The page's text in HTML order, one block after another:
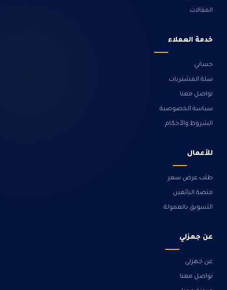
المقالات
خدمة العملاء
حسابي
سلة المشتريات
تواصل معنا
سياسة الخصوصية
الشروط والأحكام
للأعمال
طلب عرض سعر
منصة البائعين
التسويق بالعمولة
عن جهزلي
عن جهزلي
تواصل معنا